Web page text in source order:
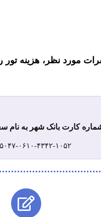
نفرات مورد نظر، هزینه
کارت بانک شهر به نام
۵۰۴۷-۰۶۱۰-۴۳۴۲-۱۰۵۲